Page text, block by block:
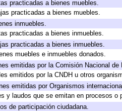
practicadas a bienes muebles.
practicadas a bienes muebles.
inmuebles.
practicadas a bienes inmuebles.
practicadas a bienes inmuebles.
muebles e inmuebles donados.
emitidas por la Comisión Nacional de
emitidos por la CNDH u otros
emitidas por Organismos
y laudos que se emitan en procesos o
de participación ciudadana.